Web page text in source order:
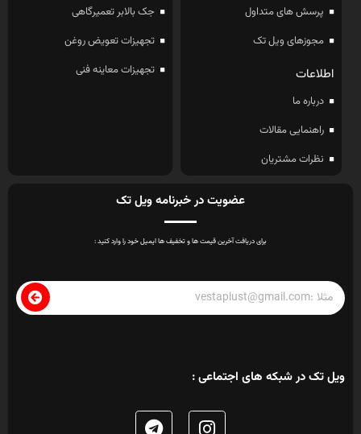
پرسش های متداول
مجوزهای ویل تک
اطلاعات
درباره ما
راهنمایی مقالات
نظرات مشتریان
جک بالابر تعمیرگاهی
تجهیزات تعویض روغن
تجهیزات معاینه فنی
عضویت در خبرنامه ویل تک
برای دریافت آخرین قیمت ها و تخفیف ها ایمیل خود را وارد کنید :
ویل تک در شبکه های اجتماعی :